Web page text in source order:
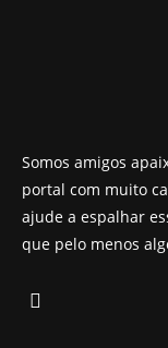
Somos amigos
portal com muito
ajude a espalhar
que pelo menos